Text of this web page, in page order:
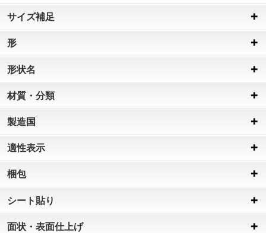
サイズ補足
形
形状名
材質・分類
製造国
適性表示
梱包
シート貼り
面状・表面仕上げ